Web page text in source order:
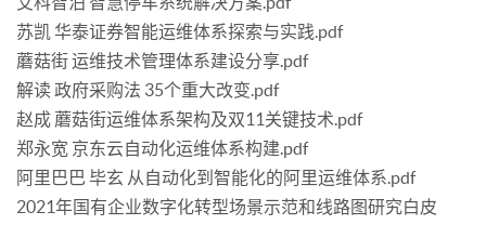
苏凯 华泰证券智能运维体系探索与实践.pdf
蘑菇街 运维技术管理体系建设分享.pdf
解读 政府采购法 35个重大改变.pdf
赵成 蘑菇街运维体系架构及双11关键技术.pdf
郑永宽 京东云自动化运维体系构建.pdf
阿里巴巴 毕玄 从自动化到智能化的阿里运维体系.pdf
2021年国有企业数字化转型场景示范和线路图研究白皮